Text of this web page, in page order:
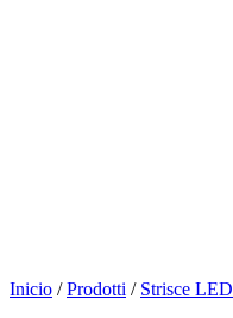
Inicio / Prodotti / Strisce LED